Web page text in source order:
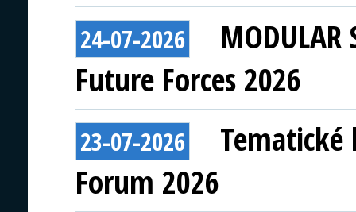
24-07-2026
Future Forces 2026
23-07-2026
Tematické
Forum 2026